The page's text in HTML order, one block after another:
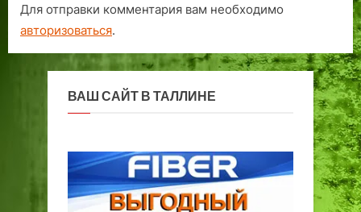
Для отправки комментария вам необходимо
авторизоваться.
ВАШ САЙТ В ТАЛЛИНЕ